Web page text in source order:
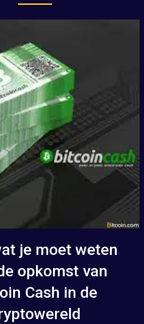
je moet weten
opkomst van
Cash in de